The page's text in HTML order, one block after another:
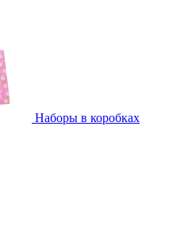
Наборы в коробках